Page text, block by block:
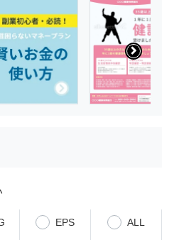
EPS ALL